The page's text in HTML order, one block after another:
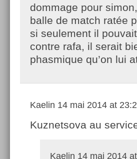
dommage pour
balle de match ratée
si seulement il
contre rafa, il serait
phasmique qu’on lui
Kaelin 14 mai 2014 at
Kuznetsova au
Kaelin 14 mai 2014